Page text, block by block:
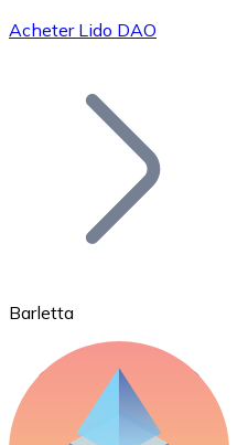
Bitcoin
Ethereum
Acheter Lido DAO
Barletta